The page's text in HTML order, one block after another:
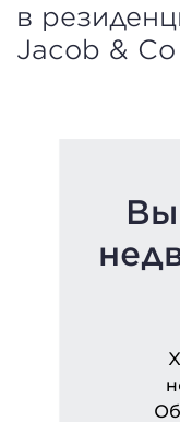
в
Jacob &
Вы